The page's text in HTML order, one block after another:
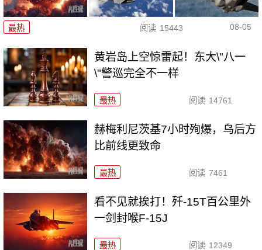
最热 阅读 15443 08-05
黄岩岛上空惊雷起！东大\"八一
\"警巡完全不一样
最热 阅读 14761
赫梅利尼茨基7小时殉爆，乌后方
比前线更致命
最热 阅读 7461
看不见就挨打！歼-15T百公里外
一剑封喉F-15J
最热 阅读 12349